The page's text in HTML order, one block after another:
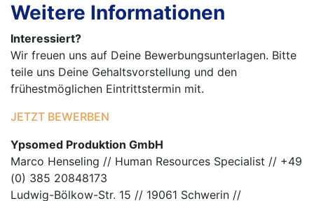
Weitere Informationen
Interessiert?
Wir freuen uns auf Deine Bewerbungsunterlagen. Bitte
teile uns Deine Gehaltsvorstellung und den
frühestmöglichen Eintrittstermin mit.
JETZT BEWERBEN
Ypsomed Produktion GmbH
Marco Henseling // Human Resources Specialist // +49
(0) 385 20848173
Ludwig-Bölkow-Str. 15 // 19061 Schwerin //